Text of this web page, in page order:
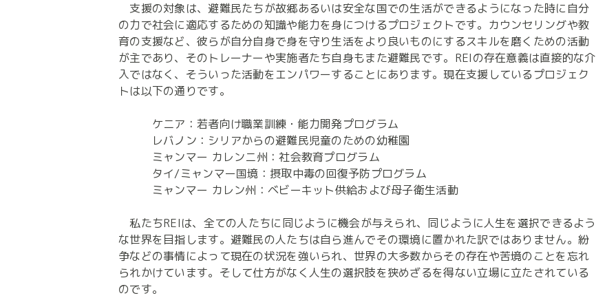
支援の対象は、避難民たちが故郷あるいは安全な国での生活ができるようになった時に自分
の力で社会に適応するための知識や能力を身につけるプロジェクトです。カウンセリングや教
育の支援など、彼らが自分自身で身を守り生活をより良いものにするスキルを磨くための活動
が主であり、そのトレーナーや実施者たち自身もまた避難民です。REIの存在意義は直接的な介
入ではなく、そういった活動をエンパワーすることにあります。現在支援しているプロジェク
トは以下の通りです。
ケニア：若者向け職業訓練・能力開発プログラム
レバノン：シリアからの避難民児童のための幼稚園
ミャンマー カレンニ州：社会教育プログラム
タイ/ミャンマー国境：摂取中毒の回復予防プログラム
ミャンマー カレン州：ベビーキット供給および母子衛生活動
私たちREIは、全ての人たちに同じように機会が与えられ、同じように人生を選択できるよう
な世界を目指します。避難民の人たちは自ら進んでその環境に置かれた訳ではありません。紛
争などの事情によって現在の状況を強いられ、世界の大多数からその存在や苦境のことを忘れ
られかけています。そして仕方がなく人生の選択肢を狭めざるを得ない立場に立たされている
のです。